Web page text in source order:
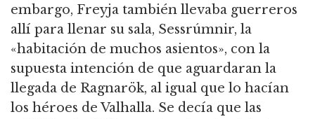
embargo, Freyja también llevaba guerreros
allí para llenar su sala, Sessrúmnir, la
«habitación de muchos asientos», con la
supuesta intención de que aguardaran la
llegada de Ragnarök, al igual que lo hacían
los héroes de Valhalla. Se decía que las